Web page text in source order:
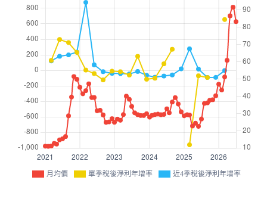
月均價 單季稅後淨利年增率 近4季稅後淨利年增率